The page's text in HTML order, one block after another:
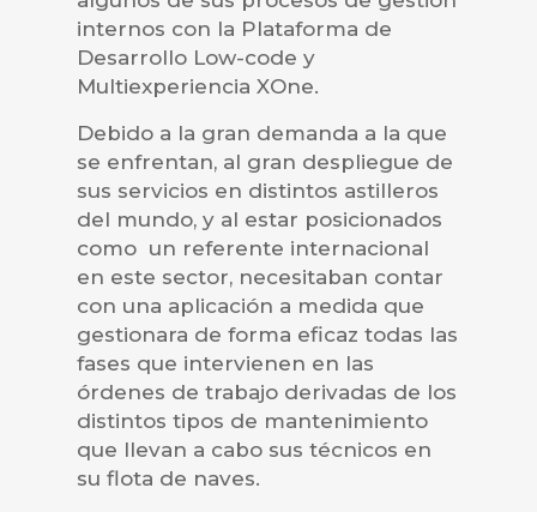
internos con la Plataforma de
Desarrollo Low-code y
Multiexperiencia XOne.
Debido a la gran demanda a la que
se enfrentan, al gran despliegue de
sus servicios en distintos astilleros
del mundo, y al estar posicionados
como un referente internacional
en este sector, necesitaban contar
con una aplicación a medida que
gestionara de forma eficaz todas las
fases que intervienen en las
órdenes de trabajo derivadas de los
distintos tipos de mantenimiento
que llevan a cabo sus técnicos en
su flota de naves.